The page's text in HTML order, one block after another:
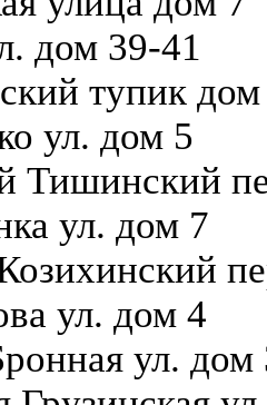
дом 39-41
тупик
ул. дом 5
Тишинский
ул. дом 7
ул. дом 4
ул. дом